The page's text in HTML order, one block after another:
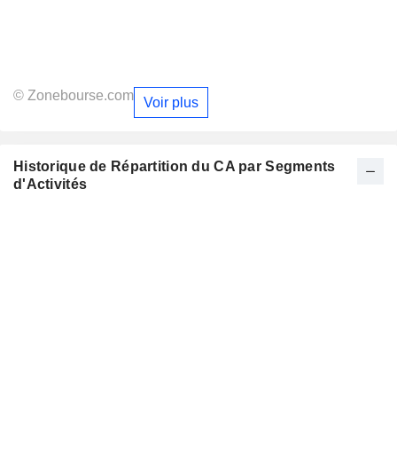
© Zonebourse.com Voir plus
Historique de Répartition du CA par Segments
d'Activités